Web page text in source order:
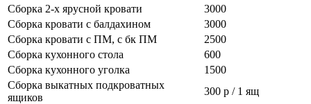
Сборка 2-х ярусной кровати
3000
Сборка кровати с балдахином
3000
Сборка кровати с ПМ, с бк ПМ
2500
Сборка кухонного стола
600
Сборка кухонного уголка
1500
Сборка выкатных подкроватных
ящиков
300 р / 1 ящ